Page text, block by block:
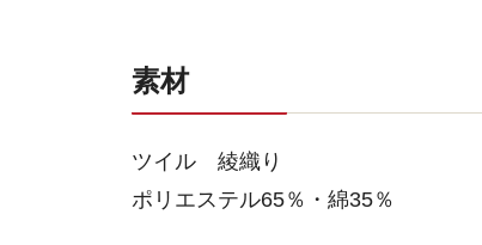
素材
ツイル 綾織り
ポリエステル65％・綿35％